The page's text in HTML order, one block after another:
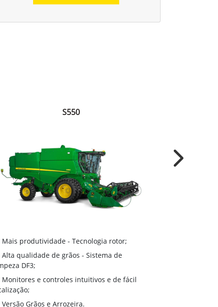
S550
Mais produtividade - Tecnologia rotor;
Alta qualidade de grãos - Sistema de
DF3;
Monitores e controles intuitivos e de fácil
Versão Grãos e Arrozeira.
Next